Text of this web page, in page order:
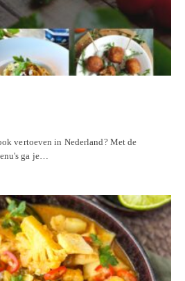
vertoeven in Nederland? Met de
ga je…